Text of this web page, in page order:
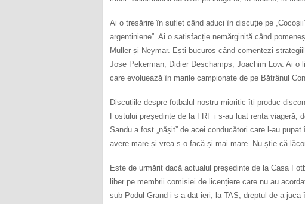
Ai o tresărire în suflet când aduci în discuție pe
argentiniene”. Ai o satisfacție nemărginită când
Muller și Neymar. Ești bucuros când comentezi
Jose Pekerman, Didier Deschamps, Joachim Low. Ai
care evoluează în marile campionate de pe Bătrânul
Discuțiile despre fotbalul nostru mioritic îți produc
Fostului președinte de la FRF i s-au luat renta viageră,
Sandu a fost „nășit” de acei conducători care l-au
avere mare și vrea s-o facă și mai mare. Nu știe că
Este de urmărit dacă actualul președinte de la Casa
liber pe membrii comisiei de licențiere care nu au
sub Podul Grand i s-a dat ieri, la TAS, dreptul de a